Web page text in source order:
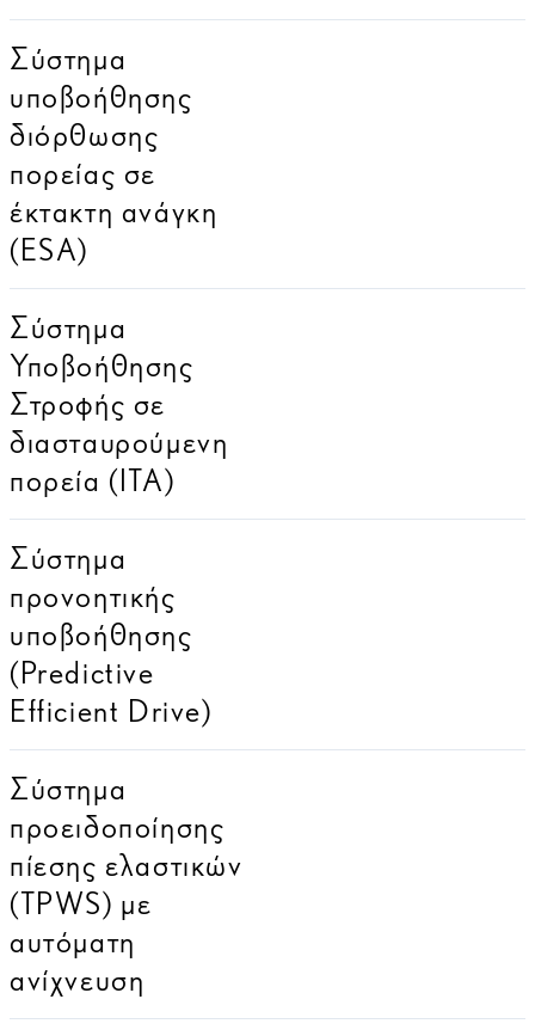
Σύστημα
υποβοήθησης
διόρθωσης
πορείας σε
έκτακτη ανάγκη
(ESA)
Σύστημα
Υποβοήθησης
Στροφής σε
διασταυρούμενη
πορεία (ITA)
Σύστημα
προνοητικής
υποβοήθησης
(Predictive
Efficient Drive)
Σύστημα
προειδοποίησης
πίεσης ελαστικών
(TPWS) με
αυτόματη
ανίχνευση